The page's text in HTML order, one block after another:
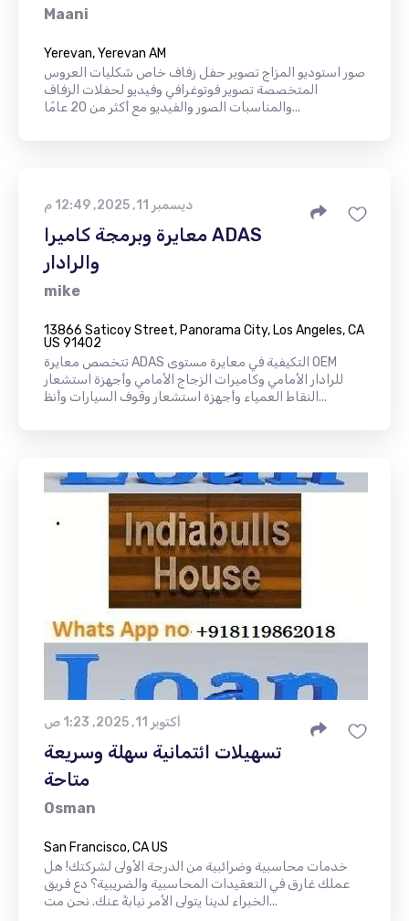
Maani
Yerevan, Yerevan AM
صور استوديو المزاج تصوير حفل زفاف خاص شكليات العروس
المتخصصة تصوير فوتوغرافي وفيديو لحفلات الزفاف
والمناسبات الصور والفيديو مع أكثر من 20 عامًا...
ديسمبر 11, 2025, 12:49 م
معايرة وبرمجة كاميرا ADAS
والرادار
mike
13866 Saticoy Street, Panorama City, Los Angeles, CA
US 91402
تتخصص معايرة ADAS التكيفية في معايرة مستوى OEM
للرادار الأمامي وكاميرات الزجاج الأمامي وأجهزة استشعار
النقاط العمياء وأجهزة استشعار وقوف السيارات وأنظ...
أكتوبر 11, 2025, 1:23 ص
تسهيلات ائتمانية سهلة وسريعة
متاحة
Osman
San Francisco, CA US
خدمات محاسبية وضرائبية من الدرجة الأولى لشركتك! هل
عملك غارق في التعقيدات المحاسبية والضريبية؟ دع فريق
الخبراء لدينا يتولى الأمر نيابةً عنك. نحن مت...